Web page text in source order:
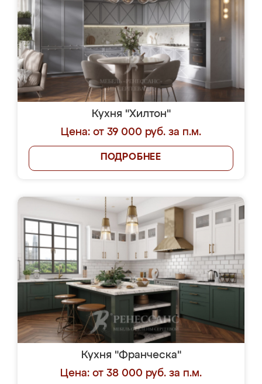
Кухня "Хилтон"
Цена: от 39 000 руб. за п.м.
ПОДРОБНЕЕ
Кухня "Франческа"
Цена: от 38 000 руб. за п.м.